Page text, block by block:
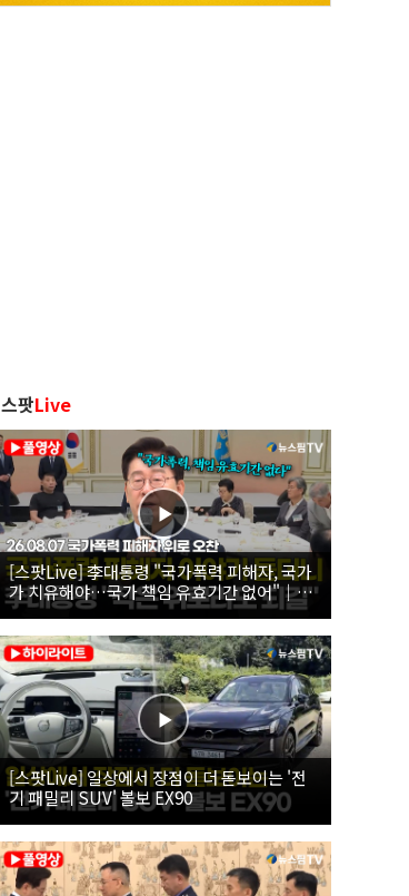
스팟Live
[스팟Live] 李대통령 "국가폭력 피해자, 국가
가 치유해야…국가 책임 유효기간 없어"｜
26.08.07 국가폭력 피해자 위로 오찬
[스팟Live] 일상에서 장점이 더 돋보이는 '전
기 패밀리 SUV' 볼보 EX90